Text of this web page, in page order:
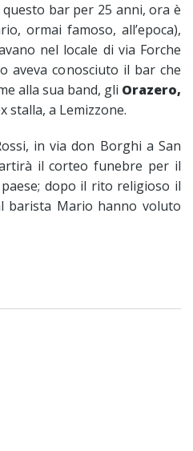
bar per 25 anni, ora è
ormai famoso, all’epoca),
nel locale di via Forche
aveva conosciuto il bar che
alla sua band, gli Orazero,
stalla, a Lemizzone.
in via don Borghi a San
il corteo funebre per il
dopo il rito religioso il
barista Mario hanno voluto